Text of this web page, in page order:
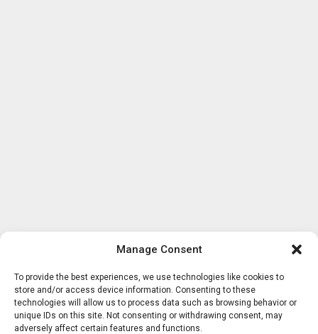
Manage Consent
To provide the best experiences, we use technologies like cookies to
store and/or access device information. Consenting to these
technologies will allow us to process data such as browsing behavior or
unique IDs on this site. Not consenting or withdrawing consent, may
adversely affect certain features and functions.